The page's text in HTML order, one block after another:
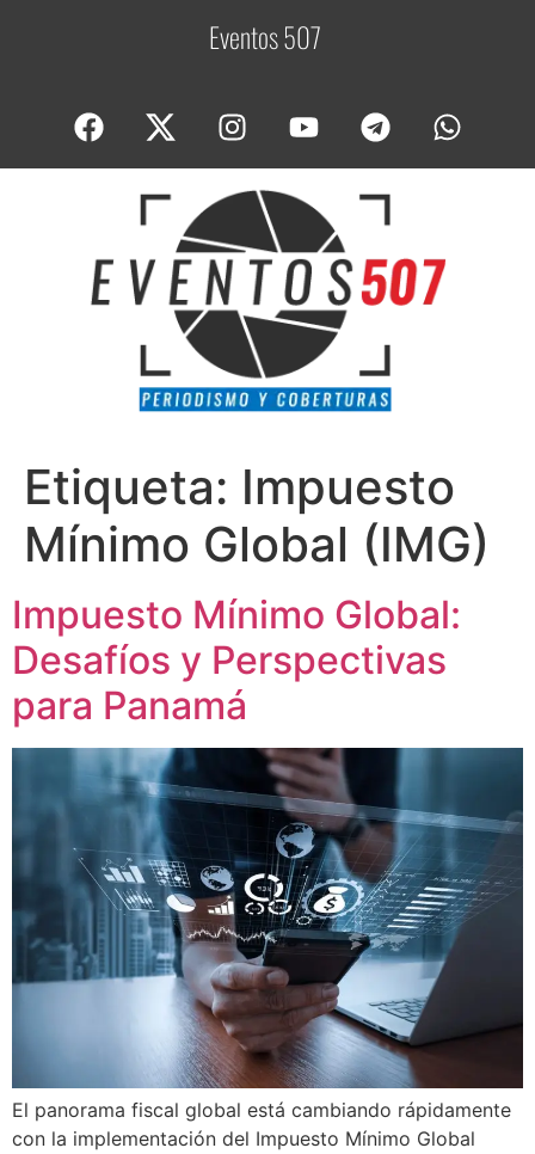
Eventos 507C
Etiqueta: Impuesto
Mínimo Global (IMG)
Impuesto Mínimo Global:
Desafíos y Perspectivas
para Panamá
El panorama fiscal global está cambiando rápidamente
con la implementación del Impuesto Mínimo Global